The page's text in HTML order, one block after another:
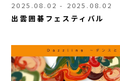
2025.08.02 - 2025.08.02
出雲囲碁フェスティバル